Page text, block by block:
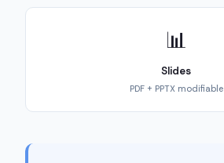
📊
Slides
PDF + PPTX modifiable